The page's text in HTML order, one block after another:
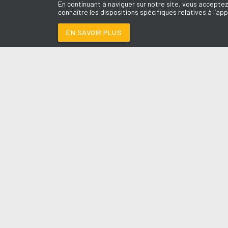
En continuant à naviguer sur notre site, vous
connaître les dispositions spécifiques relatives à
EN SAVOIR PLUS